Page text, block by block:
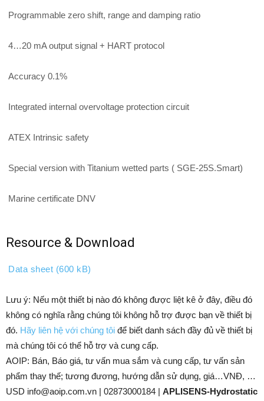
Programmable zero shift, range and damping ratio
4…20 mA output signal + HART protocol
Accuracy 0.1%
Integrated internal overvoltage protection circuit
ATEX Intrinsic safety
Special version with Titanium wetted parts ( SGE-25S.Smart)
Marine certificate DNV
Resource & Download
Data sheet (600 kB)
Lưu ý: Nếu một thiết bị nào đó không được liệt kê ở đây, điều đó
không có nghĩa rằng chúng tôi không hỗ trợ được bạn về thiết bị
đó. Hãy liên hệ với chúng tôi để biết danh sách đầy đủ về thiết bị
mà chúng tôi có thể hỗ trợ và cung cấp.
AOIP: Bán, Báo giá, tư vấn mua sắm và cung cấp, tư vấn sản
phẩm thay thế; tương đương, hướng dẫn sử dụng, giá…VNĐ, …
USD info@aoip.com.vn | 02873000184 | APLISENS-Hydrostatic